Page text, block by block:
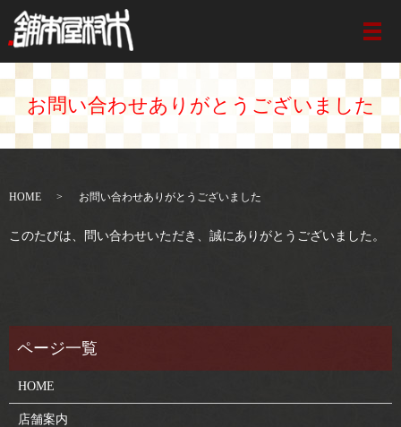
メ
お問い合わせありがとうございました
HOME お問い合わせありがとうございました
このたびは、問い合わせいただき、誠にありがとうございました。
HOME
店舗案内